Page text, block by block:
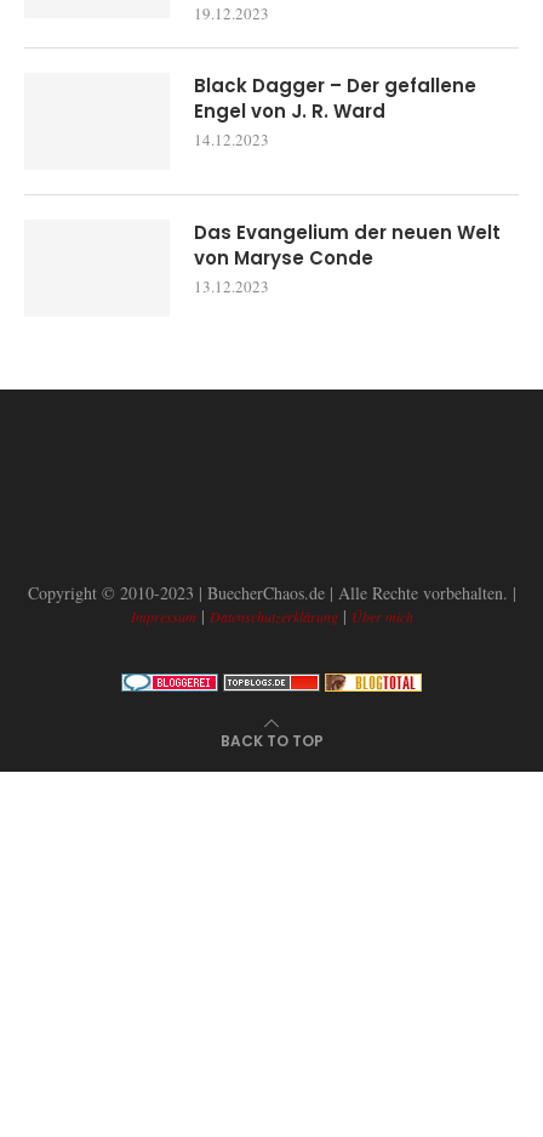
19.12.2023
Black Dagger – Der gefallene
Engel von J. R. Ward
14.12.2023
Das Evangelium der neuen Welt
von Maryse Conde
13.12.2023
Copyright © 2010-2023 | BuecherChaos.de | Alle Rechte vorbehalten. |
Impressum | Datenschutzerklärung| Über mich
BACK TO TOP